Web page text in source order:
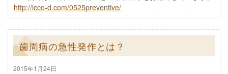
http://icco-d.com/0525preventive/
歯周病の急性発作とは？
2015年1月24日